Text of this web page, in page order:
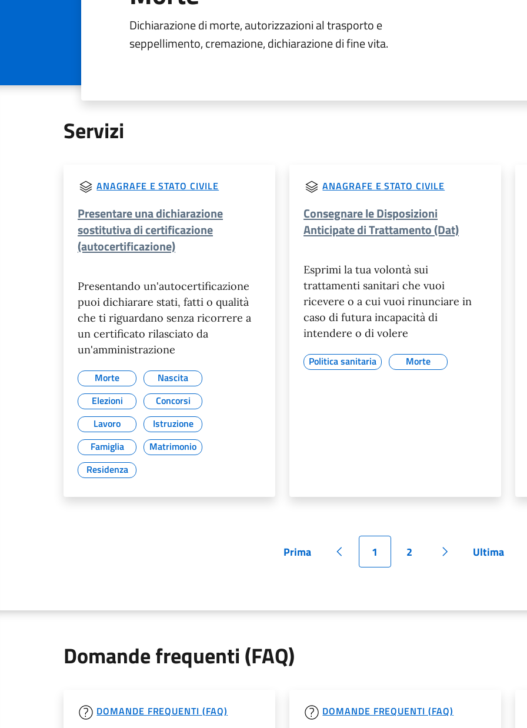
Dichiarazione di morte, autorizzazioni al trasporto e
seppellimento, cremazione, dichiarazione di fine vita.
Servizi
ANAGRAFE E STATO CIVILE
Presentare una dichiarazione
sostitutiva di certificazione
(autocertificazione)
Presentando un'autocertificazione
puoi dichiarare stati, fatti o qualità
che ti riguardano senza ricorrere a
un certificato rilasciato da
un'amministrazione
Morte
Nascita
Elezioni
Concorsi
Lavoro
Istruzione
Famiglia
Matrimonio
Residenza
ANAGRAFE E STATO CIVILE
Consegnare le Disposizioni
Anticipate di Trattamento (Dat)
Esprimi la tua volontà sui
trattamenti sanitari che vuoi
ricevere o a cui vuoi rinunciare in
caso di futura incapacità di
intendere o di volere
Politica sanitaria Morte
Pagina
Prima
Pagina precedente
Pagina
1
Pagina
2
Pagina successiva
Pagina
Ultima
Domande frequenti (FAQ)
DOMANDE FREQUENTI (FAQ) DOMANDE FREQUENTI (FAQ)